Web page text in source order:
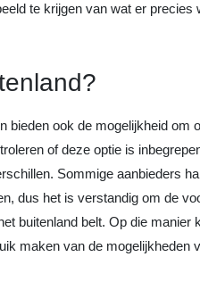
te krijgen van wat er precies
bieden ook de mogelijkheid om
of deze optie is
Sommige aanbieders
dus het is verstandig om de
buitenland belt. Op die manier
maken van de mogelijkheden